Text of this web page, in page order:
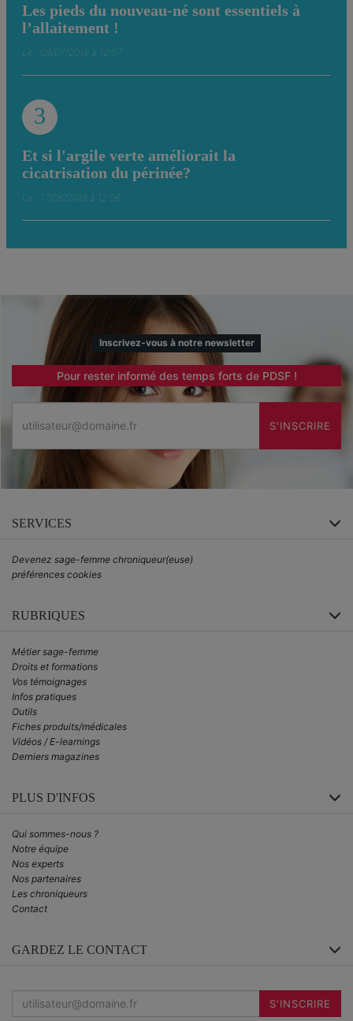
Les pieds du nouveau-né sont essentiels à
l’allaitement !
Le : 09/07/2019 à 12:07
3
Et si l'argile verte améliorait la
cicatrisation du périnée?
Le : 17/06/2018 à 12:06
Inscrivez-vous à notre newsletter
Pour rester informé des temps forts de PDSF !
S'INSCRIRE
SERVICES
Devenez sage-femme chroniqueur(euse)
préférences cookies
RUBRIQUES
Métier sage-femme
Droits et formations
Vos témoignages
Infos pratiques
Outils
Fiches produits/médicales
Vidéos / E-learnings
Derniers magazines
PLUS D'INFOS
Qui sommes-nous ?
Notre équipe
Nos experts
Nos partenaires
Les chroniqueurs
Contact
GARDEZ LE CONTACT
S'INSCRIRE